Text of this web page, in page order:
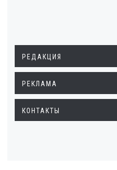
РЕДАКЦИЯ
РЕКЛАМА
КОНТАКТЫ